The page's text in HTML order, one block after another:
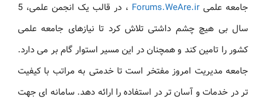
جامعه علمی Forums.WeAre.ir
، در قالب یک انجمن علمی، 5
سال بی هیچ چشم داشتی تلاش کرد تا نیازهای جامعه علمی
کشور را تامین کند و همچنان در این مسیر استوار گام بر می دارد.
جامعه مدیریت امروز مفتخر است تا خدمتی به مراتب با کیفیت
تر در خدمات و آسان تر در استفاده را ارائه دهد. سامانه ای جهت